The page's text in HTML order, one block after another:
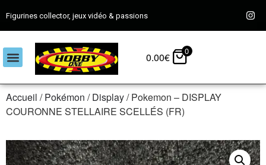
Figurines collector, jeux vidéo & passions
0.00€ 0
Accueil /Pokémon /Display/ Pokemon – DISPLAY
COURONNE STELLAIRE SCELLÉS (FR)